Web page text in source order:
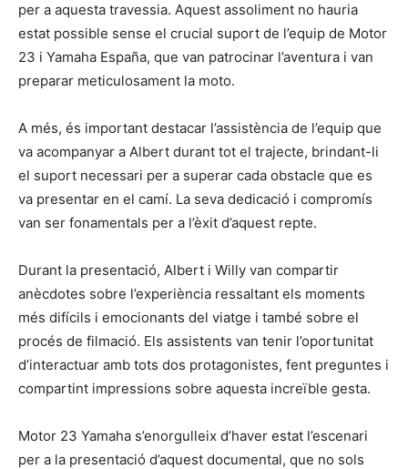
per a aquesta travessia. Aquest assoliment no hauria
estat possible sense el crucial suport de l’equip de Motor
23 i Yamaha España, que van patrocinar l’aventura i van
preparar meticulosament la moto.
A més, és important destacar l’assistència de l’equip que
va acompanyar a Albert durant tot el trajecte, brindant-li
el suport necessari per a superar cada obstacle que es
va presentar en el camí. La seva dedicació i compromís
van ser fonamentals per a l’èxit d’aquest repte.
Durant la presentació, Albert i Willy van compartir
anècdotes sobre l’experiència ressaltant els moments
més difícils i emocionants del viatge i també sobre el
procés de filmació. Els assistents van tenir l’oportunitat
d’interactuar amb tots dos protagonistes, fent preguntes i
compartint impressions sobre aquesta increïble gesta.
Motor 23 Yamaha s’enorgulleix d’haver estat l’escenari
per a la presentació d’aquest documental, que no sols